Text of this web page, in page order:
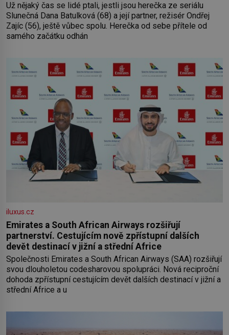
Už nějaký čas se lidé ptali, jestli jsou herečka ze seriálu
Slunečná Dana Batulková (68) a její partner, režisér Ondřej
Zajíc (56), ještě vůbec spolu. Herečka od sebe přítele od
samého začátku odhán
iluxus.cz
Emirates a South African Airways rozšiřují
partnerství. Cestujícím nově zpřístupní dalších
devět destinací v jižní a střední Africe
Společnosti Emirates a South African Airways (SAA) rozšiřují
svou dlouholetou codesharovou spolupráci. Nová reciproční
dohoda zpřístupní cestujícím devět dalších destinací v jižní a
střední Africe a u